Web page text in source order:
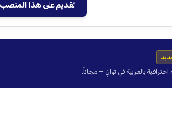
تقديم على هذا المنصب
بالعربية في ثوانٍ — مجاناً.